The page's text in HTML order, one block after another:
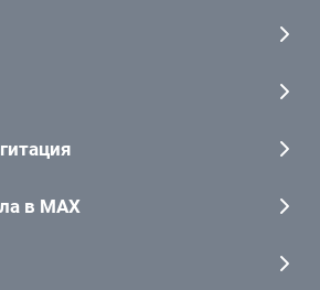
в MAX